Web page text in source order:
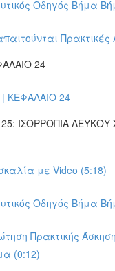
Οδηγός Βήμα
Πρακτικές
24
| ΚΕΦΑΛΑΙΟ 24
ΙΣΟΡΡΟΠΙΑ ΛΕΥΚΟΥ
με Video (5:18)
Οδηγός Βήμα
Πρακτικής
(0:12)